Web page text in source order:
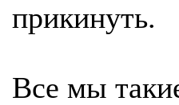
прикинуть.
Все мы